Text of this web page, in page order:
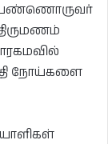
பெண்ணொருவர்
நோய்களை